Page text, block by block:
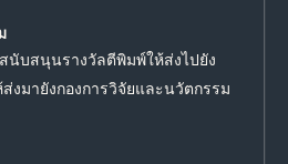
นับสนุนรางวัลตีพิมพ์ให้ส่งไปยัง
งมายังกองการวิจัยและนวัตกรรม